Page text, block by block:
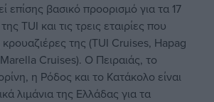
επίσης βασικό προορισμό για τα 17
TUI και τις τρεις εταιρίες που
κρουαζιέρες της (TUI Cruises, Hapag
Cruises). Ο Πειραιάς, το
η Ρόδος και το Κατάκολο είναι
λιμάνια της Ελλάδας για τα